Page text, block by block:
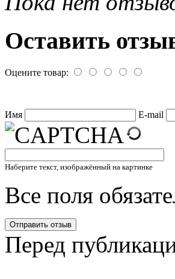
Оставить
Оцените товар:
Имя E-mail
Наберите текст, изображённый на картинке
Все поля
Перед